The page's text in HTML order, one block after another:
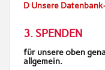
D Unsere
3. SPENDEN
für unsere oben
allgemein.